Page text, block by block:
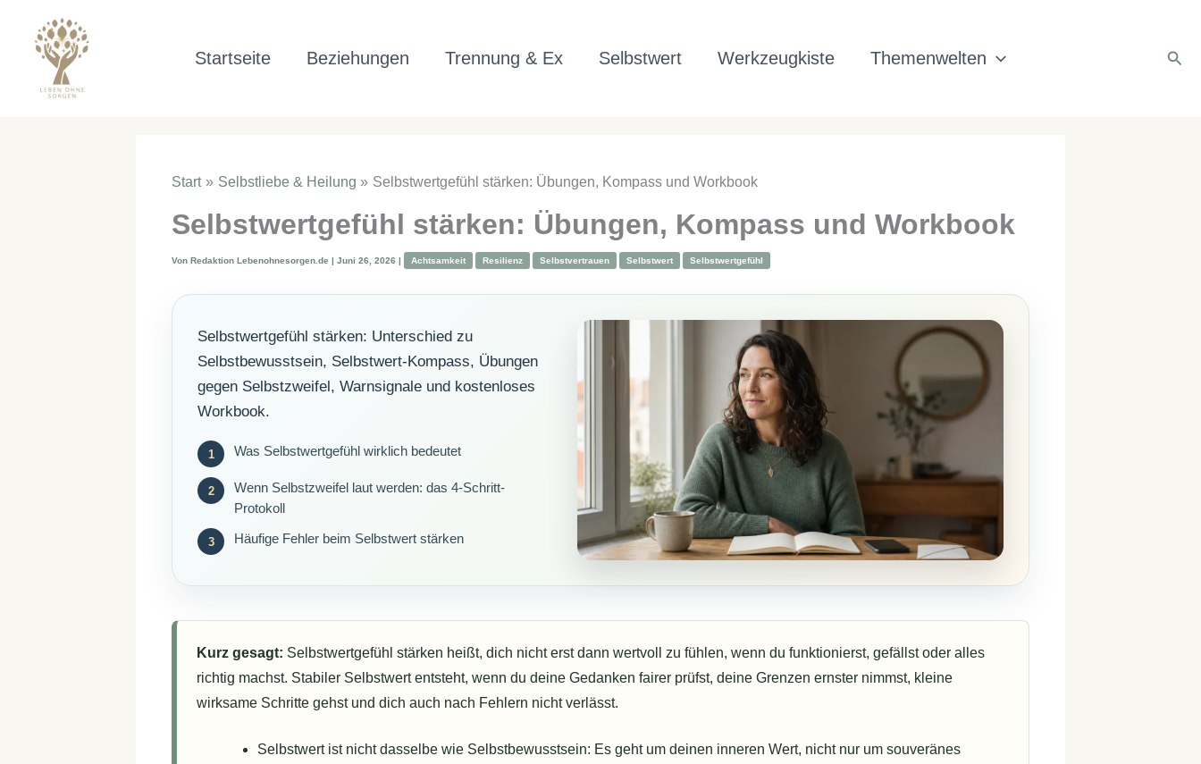
springen
Startseite Beziehungen Trennung & Ex Selbstwert Werkzeugkiste Themenwelten
Start Selbstliebe & Heilung Selbstwertgefühl stärken: Übungen, Kompass und Workbook
Selbstwertgefühl stärken: Übungen, Kompass und Workbook
Von Redaktion Lebenohnesorgen.de | Juni 26, 2026 | Achtsamkeit Resilienz Selbstvertrauen Selbstwert Selbstwertgefühl
Selbstwertgefühl stärken: Unterschied zu
Selbstbewusstsein, Selbstwert-Kompass, Übungen
gegen Selbstzweifel, Warnsignale und kostenloses
Workbook.
Was Selbstwertgefühl wirklich bedeutet
Wenn Selbstzweifel laut werden: das 4-Schritt-
Protokoll
Häufige Fehler beim Selbstwert stärken
Kurz gesagt: Selbstwertgefühl stärken heißt, dich nicht erst dann wertvoll zu fühlen, wenn du funktionierst, gefällst oder alles
richtig machst. Stabiler Selbstwert entsteht, wenn du deine Gedanken fairer prüfst, deine Grenzen ernster nimmst, kleine
wirksame Schritte gehst und dich auch nach Fehlern nicht verlässt.
Selbstwert ist nicht dasselbe wie Selbstbewusstsein: Es geht um deinen inneren Wert, nicht nur um souveränes